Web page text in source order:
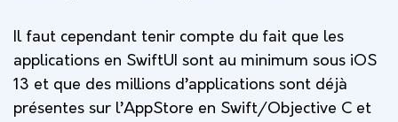
Il faut cependant tenir compte du fait que les
applications en SwiftUI sont au minimum sous iOS
13 et que des millions d’applications sont déjà
présentes sur l’AppStore en Swift/Objective C et